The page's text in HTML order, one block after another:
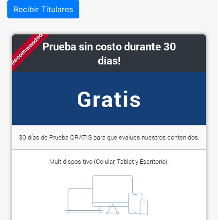
Recibir Titulares
RecommendedPrueba sin costo durante 30
días!
Gratis
30 días de Prueba GRATIS para que evalúes nuestros contenidos.
Multidispositivo (Celular, Tablet y Escritorio).